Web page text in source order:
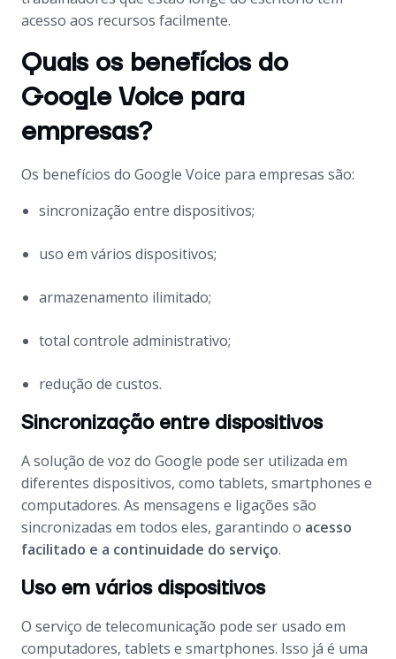
acesso aos recursos facilmente.
Quais os benefícios do
Google Voice para
empresas?
Os benefícios do Google Voice para empresas são:
sincronização entre dispositivos;
uso em vários dispositivos;
armazenamento ilimitado;
total controle administrativo;
redução de custos.
Sincronização entre dispositivos
A solução de voz do Google pode ser utilizada em
diferentes dispositivos, como tablets, smartphones e
computadores. As mensagens e ligações são
sincronizadas em todos eles, garantindo o acesso
facilitado e a continuidade do serviço.
Uso em vários dispositivos
O serviço de telecomunicação pode ser usado em
computadores, tablets e smartphones. Isso já é uma